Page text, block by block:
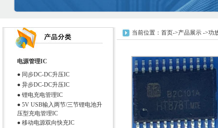
电源管理IC
● 同步DC-DC升压IC
● 异步DC-DC升压IC
● 锂电充电管理IC
● 5V USB输入两节/三节锂电池升
压型充电管理IC
● 移动电源双向快充IC
当前位置： 首页->产品展示 ->功